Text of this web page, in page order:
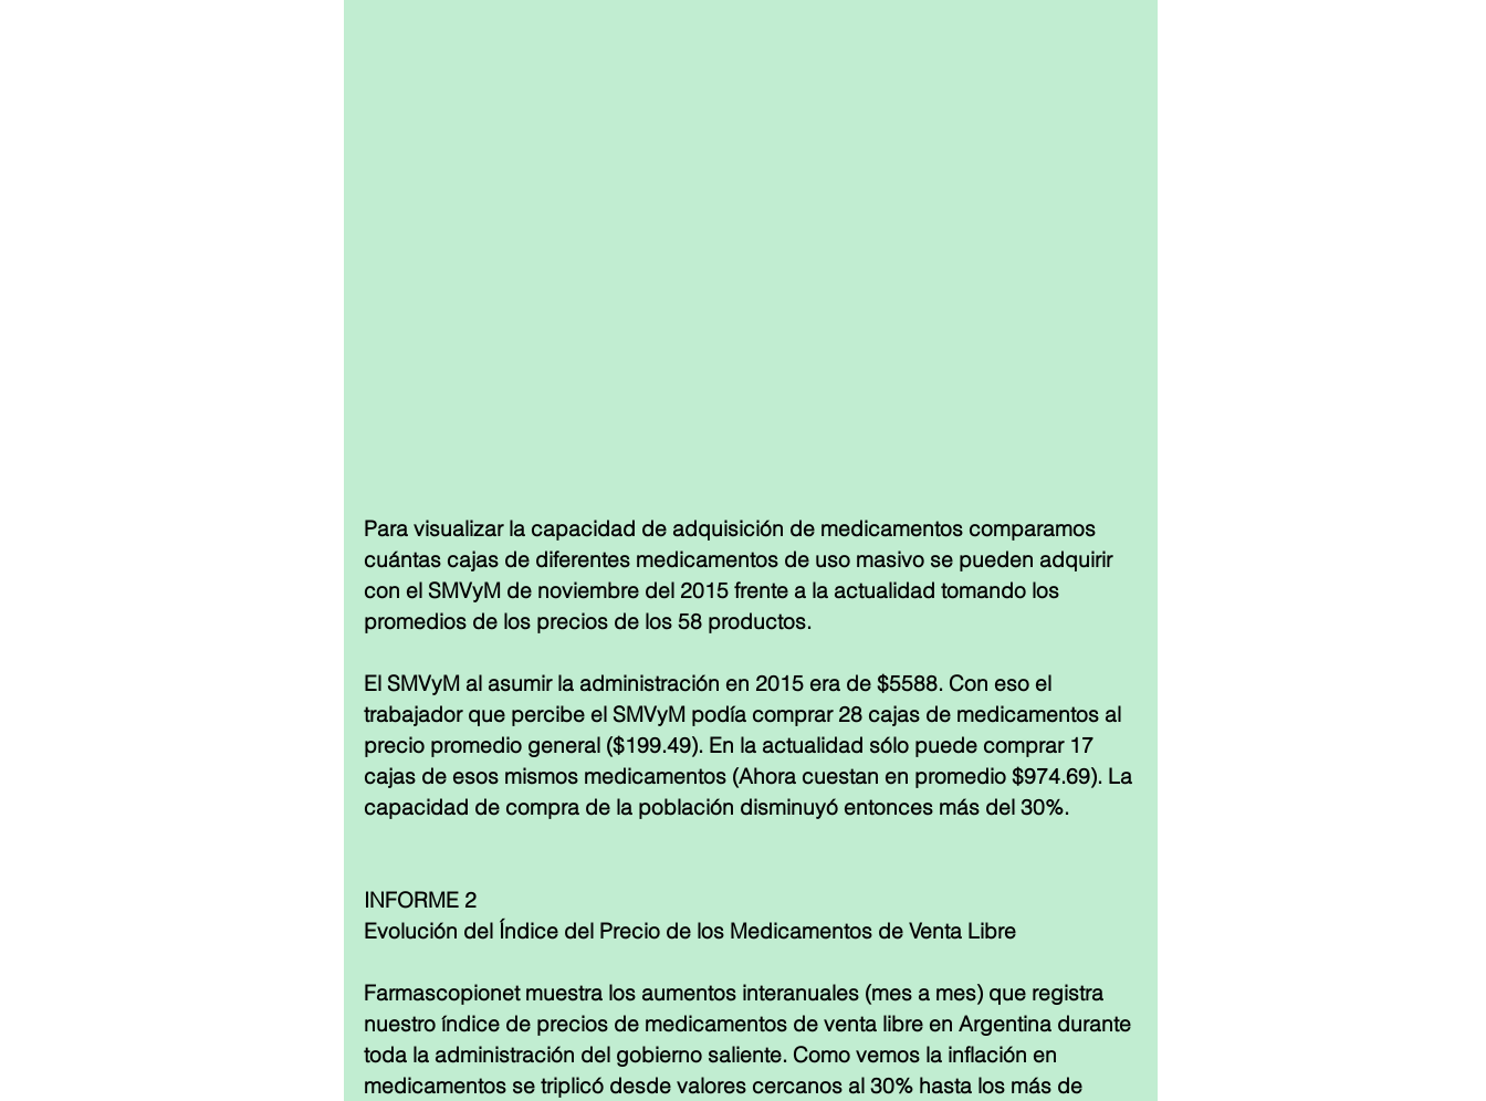
Para visualizar la capacidad de adquisición de medicamentos comparamos
cuántas cajas de diferentes medicamentos de uso masivo se pueden adquirir
con el SMVyM de noviembre del 2015 frente a la actualidad tomando los
promedios de los precios de los 58 productos.
El SMVyM al asumir la administración en 2015 era de $5588. Con eso el
trabajador que percibe el SMVyM podía comprar 28 cajas de medicamentos al
precio promedio general ($199.49). En la actualidad sólo puede comprar 17
cajas de esos mismos medicamentos (Ahora cuestan en promedio $974.69). La
capacidad de compra de la población disminuyó entonces más del 30%.
INFORME 2
Evolución del Índice del Precio de los Medicamentos de Venta Libre
Farmascopionet muestra los aumentos interanuales (mes a mes) que registra
nuestro índice de precios de medicamentos de venta libre en Argentina durante
toda la administración del gobierno saliente. Como vemos la inflación en
medicamentos se triplicó desde valores cercanos al 30% hasta los más de